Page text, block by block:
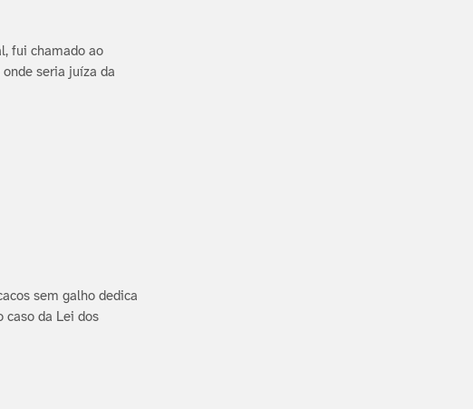
fui chamado ao
seria juí­za da
sem galho dedica
caso da Lei dos